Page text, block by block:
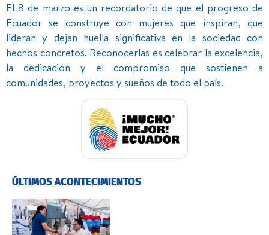
El 8 de marzo es un recordatorio de que el progreso de
Ecuador se construye con mujeres que inspiran, que
lideran y dejan huella significativa en la sociedad con
hechos concretos. Reconocerlas es celebrar la excelencia,
la dedicación y el compromiso que sostienen a
comunidades, proyectos y sueños de todo el país.
ÚLTIMOS ACONTECIMIENTOS